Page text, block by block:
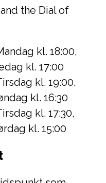
the Dial of
kl. 18:00,
kl. 17:00
kl. 19:00,
kl. 16:30
kl. 17:30,
kl. 15:00